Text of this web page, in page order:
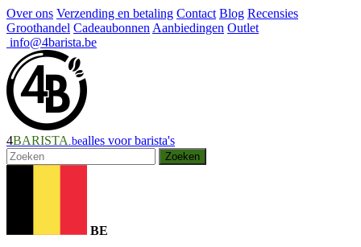
Over ons Verzending en betaling Contact Blog Recensies
Groothandel Cadeaubonnen Aanbiedingen Outlet
info@4barista.be
4BARISTA .bealles voor barista's
Zoeken
BE